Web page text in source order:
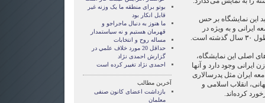
اين نمايشگاه بر حس
و به ويژه در
است.
اصلی اين نمايشگاه،
وجود دارد و آنها
ايران مثل پدرسالاری
انقلاب اسلامی و
کرده‌اند.
بوتو برای منطقه ما یک وزنه غیر
قابل انکار بود
ما هنوز به دنبال ماجراجو و
قهرمان هستيم و نه سياستمدار
مساله روح و انتخابات
حداقل 20 مورد خلاف علمي در
گزارش احمدی نژاد
احمدی نژاد تغییر کرده است
آخرین مطالب
بازداشت اعضای کانون صنفی
معلمان